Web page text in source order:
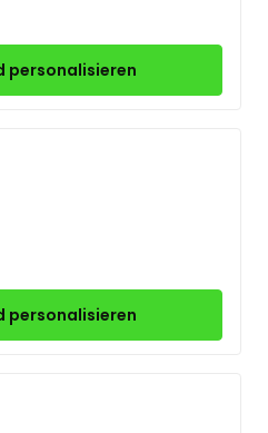
personalisieren
personalisieren